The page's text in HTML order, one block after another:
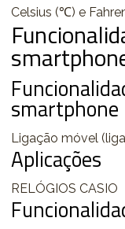
Celsius (℃) e
smartphone
Ligação móvel
Aplicações
RELÓGIOS CASIO